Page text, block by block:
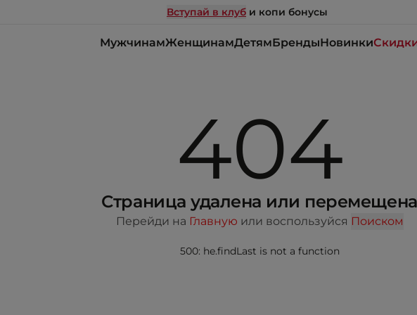
Вступай в клуб и копи бонусы
МужчинамЖенщинамДетямБрендыНовинки
404
Страница удалена или перемещена
Перейди на Главную или воспользуйся Поиском
500: he.findLast is not a function